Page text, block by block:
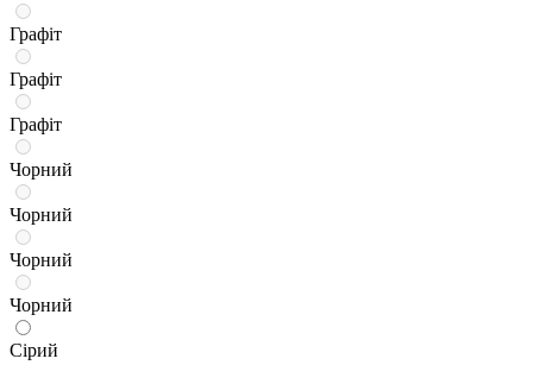
Графіт
Графіт
Графіт
Чорний
Чорний
Чорний
Чорний
Сірий